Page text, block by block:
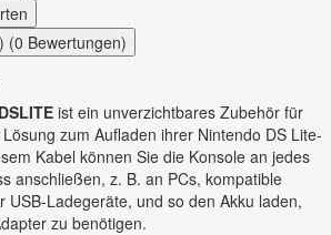
(0 Bewertungen)
ist ein unverzichtbares Zubehör für
zum Aufladen ihrer Nintendo DS Lite-
Kabel können Sie die Konsole an jedes
anschließen, z. B. an PCs, kompatible
USB-Ladegeräte, und so den Akku laden,
zu benötigen.